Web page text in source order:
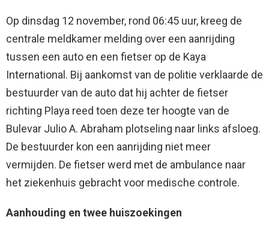
Op dinsdag 12 november, rond 06:45 uur, kreeg de
centrale meldkamer melding over een aanrijding
tussen een auto en een fietser op de Kaya
International. Bij aankomst van de politie verklaarde de
bestuurder van de auto dat hij achter de fietser
richting Playa reed toen deze ter hoogte van de
Bulevar Julio A. Abraham plotseling naar links afsloeg.
De bestuurder kon een aanrijding niet meer
vermijden. De fietser werd met de ambulance naar
het ziekenhuis gebracht voor medische controle.
Aanhouding en twee huiszoekingen